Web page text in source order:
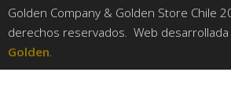
Golden Company & Golden Store Chile
derechos reservados. Web
Golden.